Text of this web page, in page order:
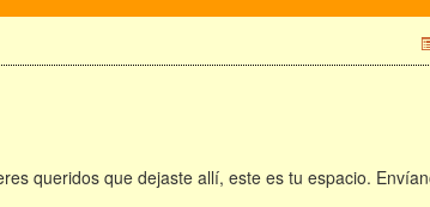
queridos que dejaste allí, este es tu espacio.